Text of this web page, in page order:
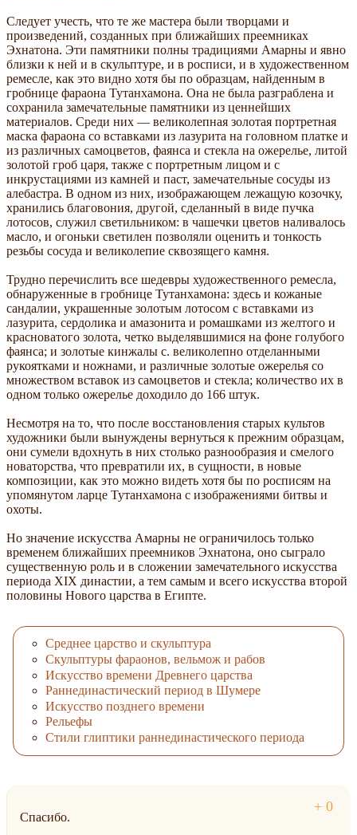
Следует учесть, что те же мастера были творцами и
произведений, созданных при ближайших преемниках
Эхнатона. Эти памятники полны традициями Амарны и явно
близки к ней и в скульптуре, и в росписи, и в художественном
ремесле, как это видно хотя бы по образцам, найденным в
гробнице фараона Тутанхамона. Она не была разграблена и
сохранила замечательные памятники из ценнейших
материалов. Среди них — великолепная золотая портретная
маска фараона со вставками из лазурита на головном платке и
из различных самоцветов, фаянса и стекла на ожерелье, литой
золотой гроб царя, также с портретным лицом и с
инкрустациями из камней и паст, замечательные сосуды из
алебастра. В одном из них, изображающем лежащую козочку,
хранились благовония, другой, сделанный в виде пучка
лотосов, служил светильником: в чашечки цветов наливалось
масло, и огоньки светилен позволяли оценить и тонкость
резьбы сосуда и великолепие сквозящего камня.
Трудно перечислить все шедевры художественного ремесла,
обнаруженные в гробнице Тутанхамона: здесь и кожаные
сандалии, украшенные золотым лотосом с вставками из
лазурита, сердолика и амазонита и ромашками из желтого и
красноватого золота, четко выделявшимися на фоне голубого
фаянса; и золотые кинжалы с. великолепно отделанными
рукоятками и ножнами, и различные золотые ожерелья со
множеством вставок из самоцветов и стекла; количество их в
одном только ожерелье доходило до 166 штук.
Несмотря на то, что после восстановления старых культов
художники были вынуждены вернуться к прежним образцам,
они сумели вдохнуть в них столько разнообразия и смелого
новаторства, что превратили их, в сущности, в новые
композиции, как это можно видеть хотя бы по росписям на
упомянутом ларце Тутанхамона с изображениями битвы и
охоты.
Но значение искусства Амарны не ограничилось только
временем ближайших преемников Эхнатона, оно сыграло
существенную роль и в сложении замечательного искусства
периода XIX династии, а тем самым и всего искусства второй
половины Нового царства в Египте.
Среднее царство и скульптура
Скульптуры фараонов, вельмож и рабов
Искусство времени Древнего царства
Раннединастический период в Шумере
Искусство позднего времени
Рельефы
Стили глиптики раннединастического периода
Спасибо.